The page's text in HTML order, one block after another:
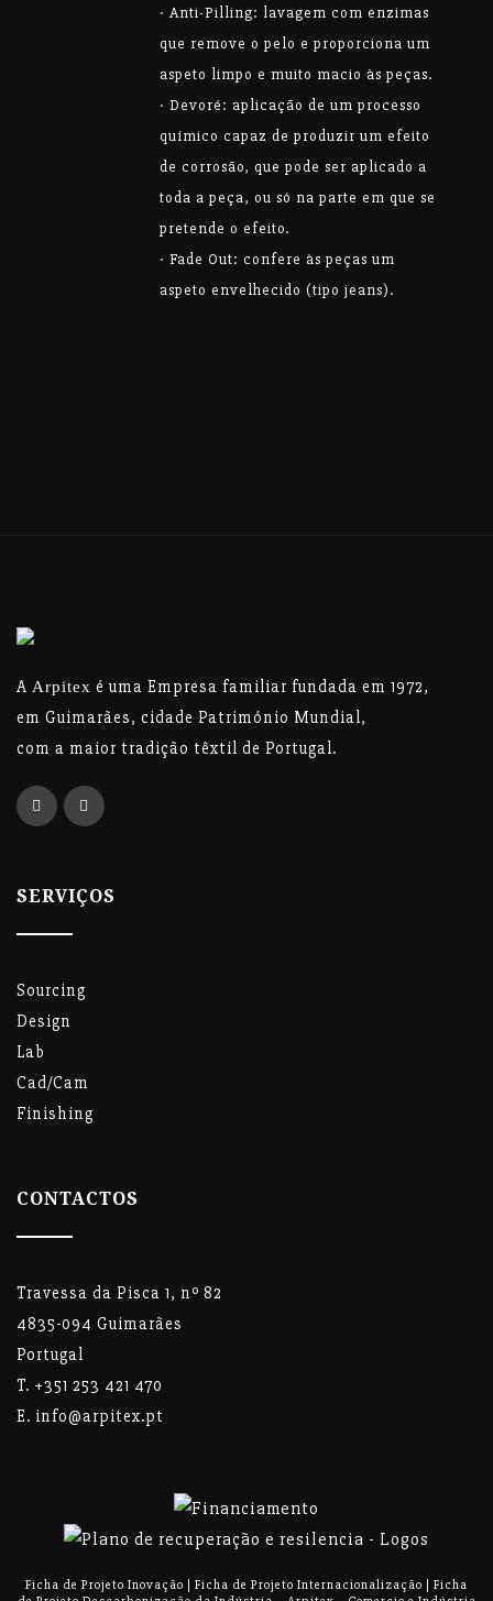
· Anti-Pilling: lavagem com enzimas
que remove o pelo e proporciona um
aspeto limpo e muito macio às peças.
· Devoré: aplicação de um processo
químico capaz de produzir um efeito
de corrosão, que pode ser aplicado a
toda a peça, ou só na parte em que se
pretende o efeito.
· Fade Out: confere às peças um
aspeto envelhecido (tipo jeans).
A Arpitex é uma Empresa familiar fundada em 1972,
em Guimarães, cidade Património Mundial,
com a maior tradição têxtil de Portugal.
SERVIÇOS
Sourcing
Design
Lab
Cad/Cam
Finishing
CONTACTOS
Travessa da Pisca 1, nº 82
4835-094 Guimarães
Portugal
T. +351 253 421 470
E. info@arpitex.pt
Ficha de Projeto Inovação Ficha de Projeto Internacionalização
Ficha